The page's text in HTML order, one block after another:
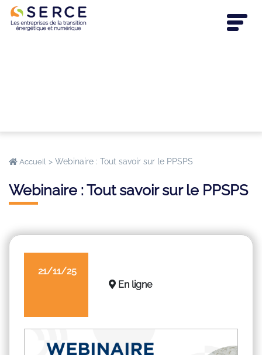
Accueil > Webinaire : Tout savoir sur le PPSPS
Webinaire : Tout savoir sur le PPSPS
21/11/25
En ligne